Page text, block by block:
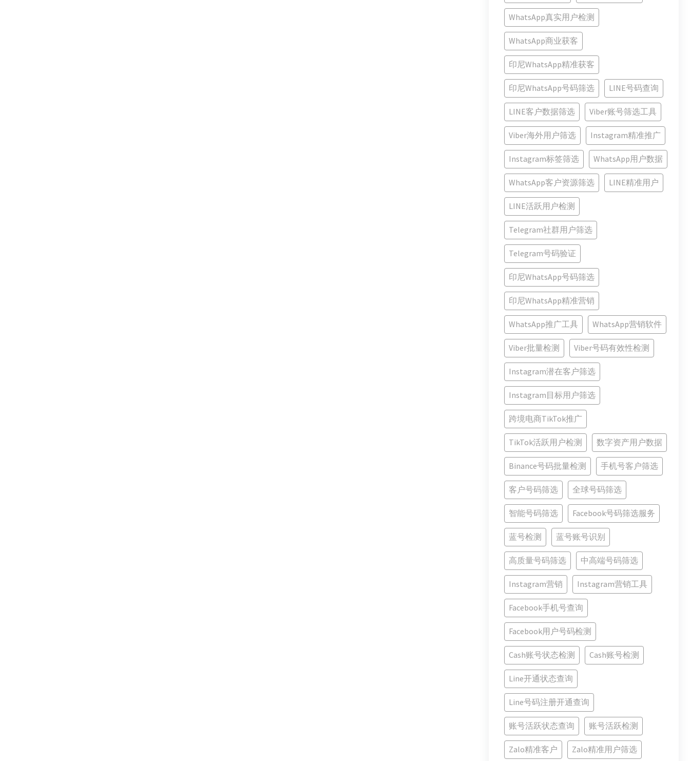
WhatsApp真实用户检测
WhatsApp商业获客
印尼WhatsApp精准获客
印尼WhatsApp号码筛选 LINE号码查询
LINE客户数据筛选 Viber账号筛选工具
Viber海外用户筛选 Instagram精准推广
Instagram标签筛选 WhatsApp用户数据
WhatsApp客户资源筛选 LINE精准用户
LINE活跃用户检测
Telegram社群用户筛选
Telegram号码验证
印尼WhatsApp号码筛选
印尼WhatsApp精准营销
WhatsApp推广工具 WhatsApp营销软件
Viber批量检测 Viber号码有效性检测
Instagram潜在客户筛选
Instagram目标用户筛选
跨境电商TikTok推广
TikTok活跃用户检测 数字资产用户数据
Binance号码批量检测 手机号客户筛选
客户号码筛选 全球号码筛选
智能号码筛选 Facebook号码筛选服务
蓝号检测 蓝号账号识别
高质量号码筛选 中高端号码筛选
Instagram营销 Instagram营销工具
Facebook手机号查询
Facebook用户号码检测
Cash账号状态检测 Cash账号检测
Line开通状态查询
Line号码注册开通查询
账号活跃状态查询 账号活跃检测
Zalo精准客户 Zalo精准用户筛选